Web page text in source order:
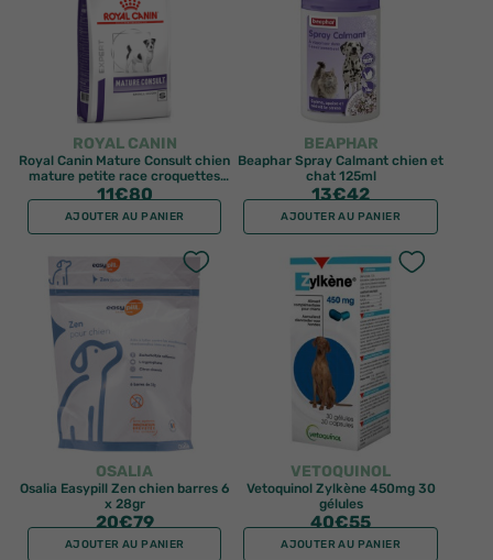
ROYAL CANIN
Royal Canin Mature Consult chien
mature petite race croquettes
1,5kg
11€80
AJOUTER AU PANIER
BEAPHAR
Beaphar Spray Calmant chien et
chat 125ml
13€42
AJOUTER AU PANIER
OSALIA
Osalia Easypill Zen chien barres 6
x 28gr
20€79
AJOUTER AU PANIER
VETOQUINOL
Vetoquinol Zylkène 450mg 30
gélules
40€55
AJOUTER AU PANIER